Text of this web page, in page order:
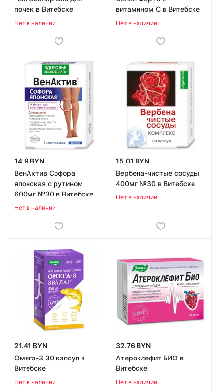
почек в Витебске
Нет в наличии
витамином С в Витебске
Нет в наличии
14.9 BYN
ВенАктив Софора
японская с рутином
600мг №30 в Витебске
Нет в наличии
15.01 BYN
Вербена-чистые сосуды
400мг №30 в Витебске
Нет в наличии
21.41 BYN
Омега-3 30 капсул в
Витебске
Нет в наличии
32.76 BYN
Атероклефит БИО в
Витебске
Нет в наличии